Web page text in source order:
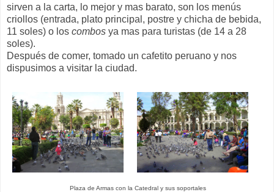
sirven a la carta, lo mejor y mas barato, son los menús
criollos (entrada, plato principal, postre y chicha de bebida,
11 soles) o los combos ya mas para turistas (de 14 a 28
soles).
Después de comer, tomado un cafetito peruano y nos
dispusimos a visitar la ciudad.
Plaza de Armas con la Catedral y sus soportales